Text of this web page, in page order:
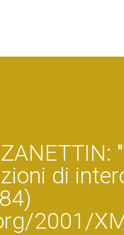
di
2001/